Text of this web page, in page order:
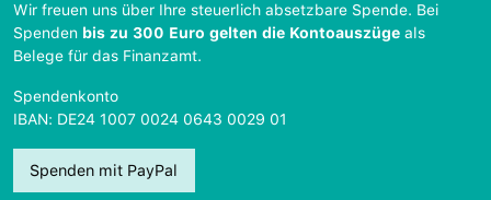
Wir freuen uns über Ihre steuerlich absetzbare Spende. Bei
Spenden bis zu 300 Euro gelten die Kontoauszüge als
Belege für das Finanzamt.
Spendenkonto
IBAN: DE24 1007 0024 0643 0029 01
Spenden mit PayPal